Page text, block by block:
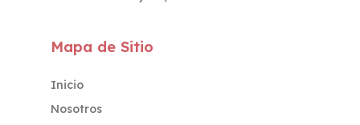
Mapa de Sitio
Inicio
Nosotros